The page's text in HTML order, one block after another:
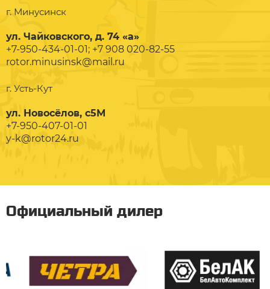
г. Минусинск
ул. Чайковского, д. 74 «а»
+7-950-434-01-01; +7 908 020-82-55
rotor.minusinsk@mail.ru
г. Усть-Кут
ул. Новосёлов, с5М
+7-950-407-01-01
y-k@rotor24.ru
Официальный дилер